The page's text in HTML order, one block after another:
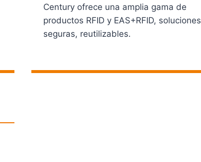
Century ofrece una amplia gama de
productos RFID y EAS+RFID, soluciones
seguras, reutilizables.